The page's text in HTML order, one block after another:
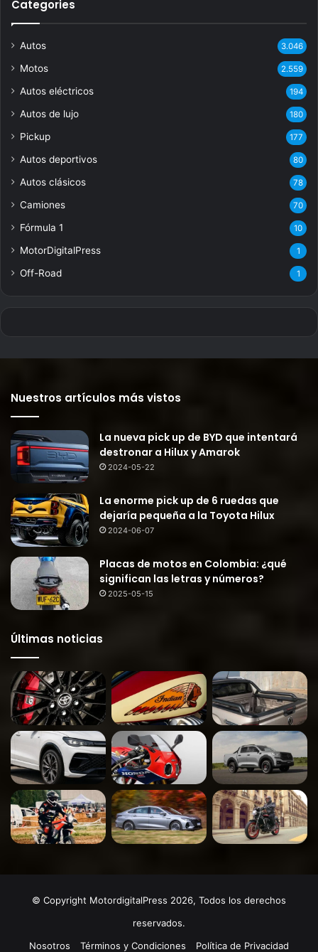
Categories
Autos 3.046
Motos 2.559
Autos eléctricos 194
Autos de lujo 180
Pickup 177
Autos deportivos 80
Autos clásicos 78
Camiones 70
Fórmula 1 10
MotorDigitalPress 1
Off-Road 1
Nuestros artículos más vistos
La nueva pick up de BYD que intentará
destronar a Hilux y Amarok
2024-05-22
La enorme pick up de 6 ruedas que
dejaría pequeña a la Toyota Hilux
2024-06-07
Placas de motos en Colombia: ¿qué
significan las letras y números?
2025-05-15
Últimas noticias
© Copyright MotordigitalPress 2026, Todos los derechos
reservados.
Nosotros
Términos y Condiciones Política de Privacidad